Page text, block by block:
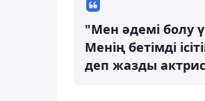
"Мен әдемі болу
Менің бетімді
деп жазды